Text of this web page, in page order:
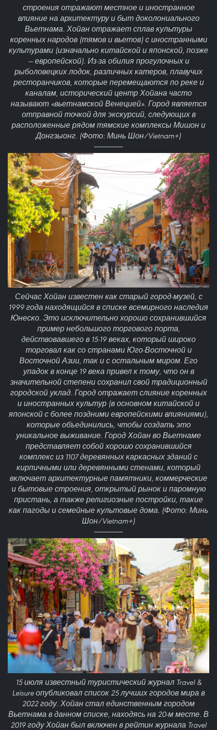
строения отражают местное и иностранное
влияние на архитектуру и быт доколониального
Вьетнама. Хойан отражает сплав культуры
коренных народов (тямов и вьетов) с иностранными
культурами (изначально китайской и японской, позже
— европейской). Из-за обилия прогулочных и
рыболовецких лодок, различных катеров, плавучих
ресторанчиков, которые перемещаются по реке и
каналам, исторический центр Хойана часто
называют «вьетнамской Венецией». Город является
отправной точкой для экскурсий, следующих в
расположенные рядом тямские комплексы Мишон и
Донгзыонг. (Фото: Минь Шон/Vietnam+)
Сейчас Хойан известен как старый город-музей, с
1999 года находящийся в списке всемирного наследия
Юнеско. Это исключительно хорошо сохранившийся
пример небольшого торгового порта,
действовавшего в 15-19 веках, который широко
торговал как со странами Юго-Восточной и
Восточной Азии, так и с остальным миром. Его
упадок в конце 19 века привел к тому, что он в
значительной степени сохранил свой традиционный
городской уклад. Город отражает слияние коренных
и иностранных культур (в основном китайской и
японской с более поздними европейскими влияниями),
которые объединились, чтобы создать это
уникальное выживание. Город Хойан во Вьетнаме
представляет собой хорошо сохранившийся
комплекс из 1107 деревянных каркасных зданий с
кирпичными или деревянными стенами, который
включает архитектурные памятники, коммерческие
и бытовые строения, открытый рынок и паромную
пристань, а также религиозные постройки, такие
как пагоды и семейные культовые дома. (Фото: Минь
Шон/Vietnam+)
15 июля известный туристический журнал Travel &
Leisure опубликовал список 25 лучших городов мира в
2022 году. Хойан стал единственным городом
Вьетнама в данном списке, находясь на 20-м месте. В
2019 году Хойан был включен в рейтин журнала Travel